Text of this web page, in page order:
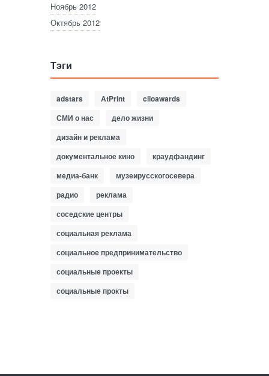
Ноябрь 2012
Октябрь 2012
Тэги
adstars AtPrint
clioawards
СМИ о нас
дело жизни
дизайн и реклама
документальное кино
краудфандинг
медиа-банк
музеирусскогосевера
радио
реклама
соседские центры
социальная реклама
социальное предпринимательство
социальные проекты
социальные прокты